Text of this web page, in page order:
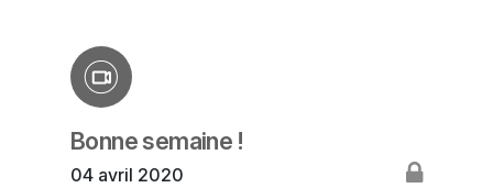
Bonne semaine !
04 avril 2020